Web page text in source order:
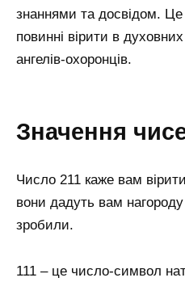
знаннями та досвідом.
повинні вірити в
ангелів-охоронців.
Значення
Число 211 каже вам
вони дадуть вам
зробили.
111 – це число-символ